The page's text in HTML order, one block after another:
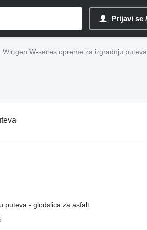
Prijavi se
Wirtgen W-series opreme za izgradnju puteva
puteva - glodalica za asfalt